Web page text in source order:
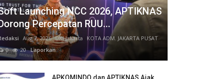
Launching NCC 2026, APTIKNAS
Percepatan RUU...
Aug 7, 2026 DKI Jakarta
KOTA ADM. JAKARTA PUSAT
0
20Laporkan